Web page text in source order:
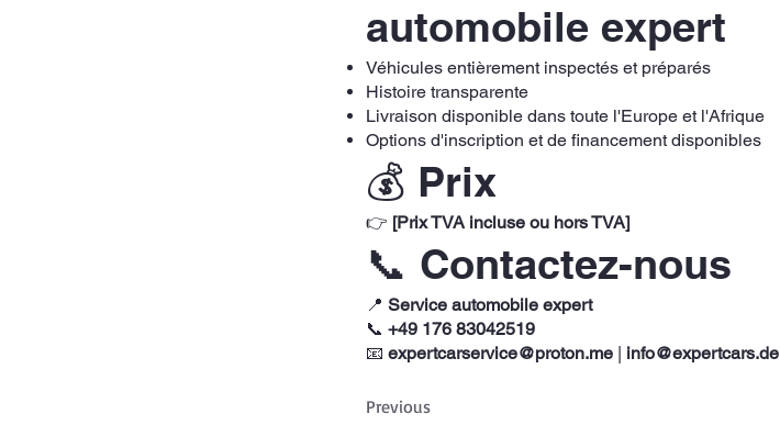
automobile expert
Véhicules entièrement inspectés et préparés
Histoire transparente
Livraison disponible dans toute l'Europe et l'Afrique
Options d'inscription et de financement disponibles
💰 Prix
👉 [Prix TVA incluse ou hors TVA]
📞 Contactez-nous
📍 Service automobile expert
📞 +49 176 83042519
📧 expertcarservice@proton.me | info@expertcars.de
Previous